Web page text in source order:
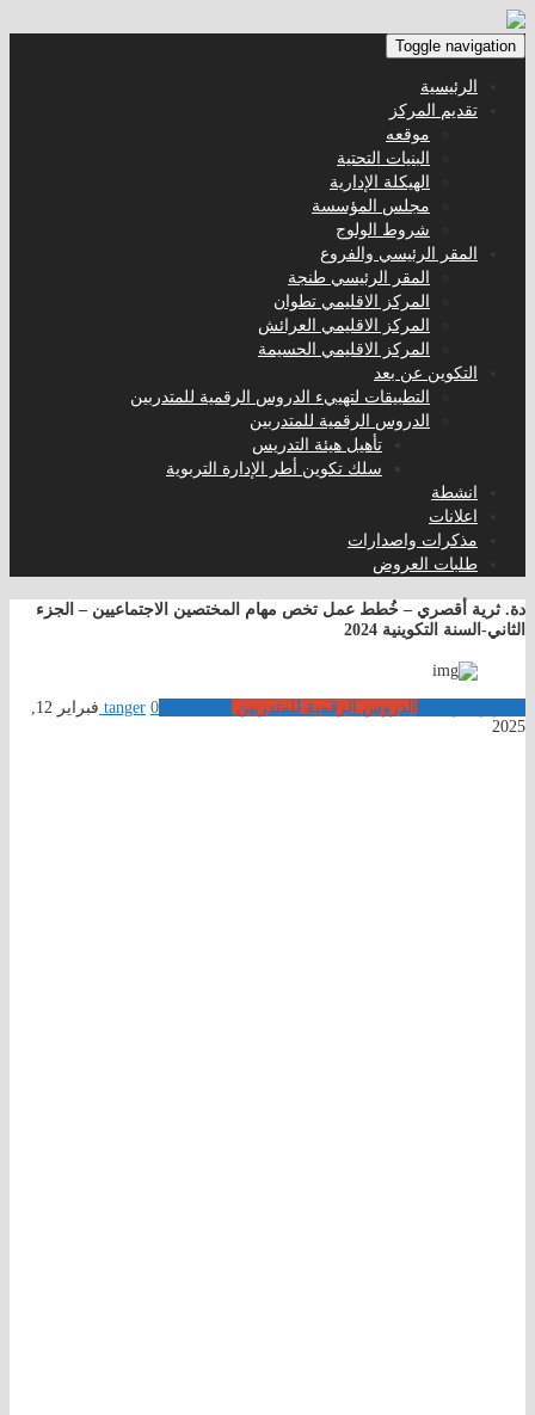
Toggle navigation
الرئيسية
تقديم المركز
موقعه
البنيات التحتية
الهيكلة الإدارية
مجلس المؤسسة
شروط الولوج
المقر الرئيسي والفروع
المقر الرئيسي طنجة
المركز الاقليمي تطوان
المركز الاقليمي العرائش
المركز الاقليمي الحسيمة
التكوين عن بعد
التطبيقات لتهييء الدروس الرقمية للمتدربين
الدروس الرقمية للمتدربين
تأهيل هيئة التدريس
سلك تكوين أطر الإدارة التربوية
انشطة
اعلانات
مذكرات واصدارات
طلبات العروض
دة. ثرية أقصري – خُطط عمل تخص مهام المختصين الاجتماعيين – الجزء
الثاني-السنة التكوينية 2024
الدروس الرقمية للمتدربين 0
tanger
فبراير 12,
2025